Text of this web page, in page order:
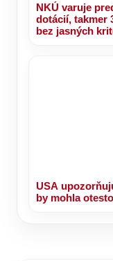
NKÚ varuje
dotácií, takmer
bez jasných
USA
by mohla